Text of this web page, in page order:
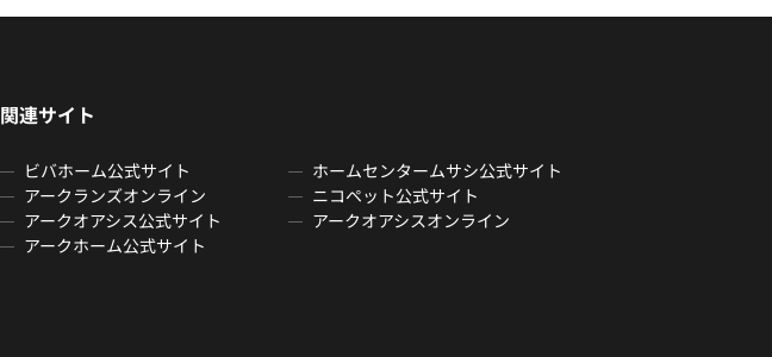
関連サイト
ビバホーム公式サイト
ホームセンタームサシ公式サイト
アークランズオンライン
ニコペット公式サイト
アークオアシス公式サイト
アークオアシスオンライン
アークホーム公式サイト